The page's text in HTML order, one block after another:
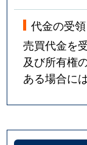
代金の受
売買代金を
及び所有権
ある場合に